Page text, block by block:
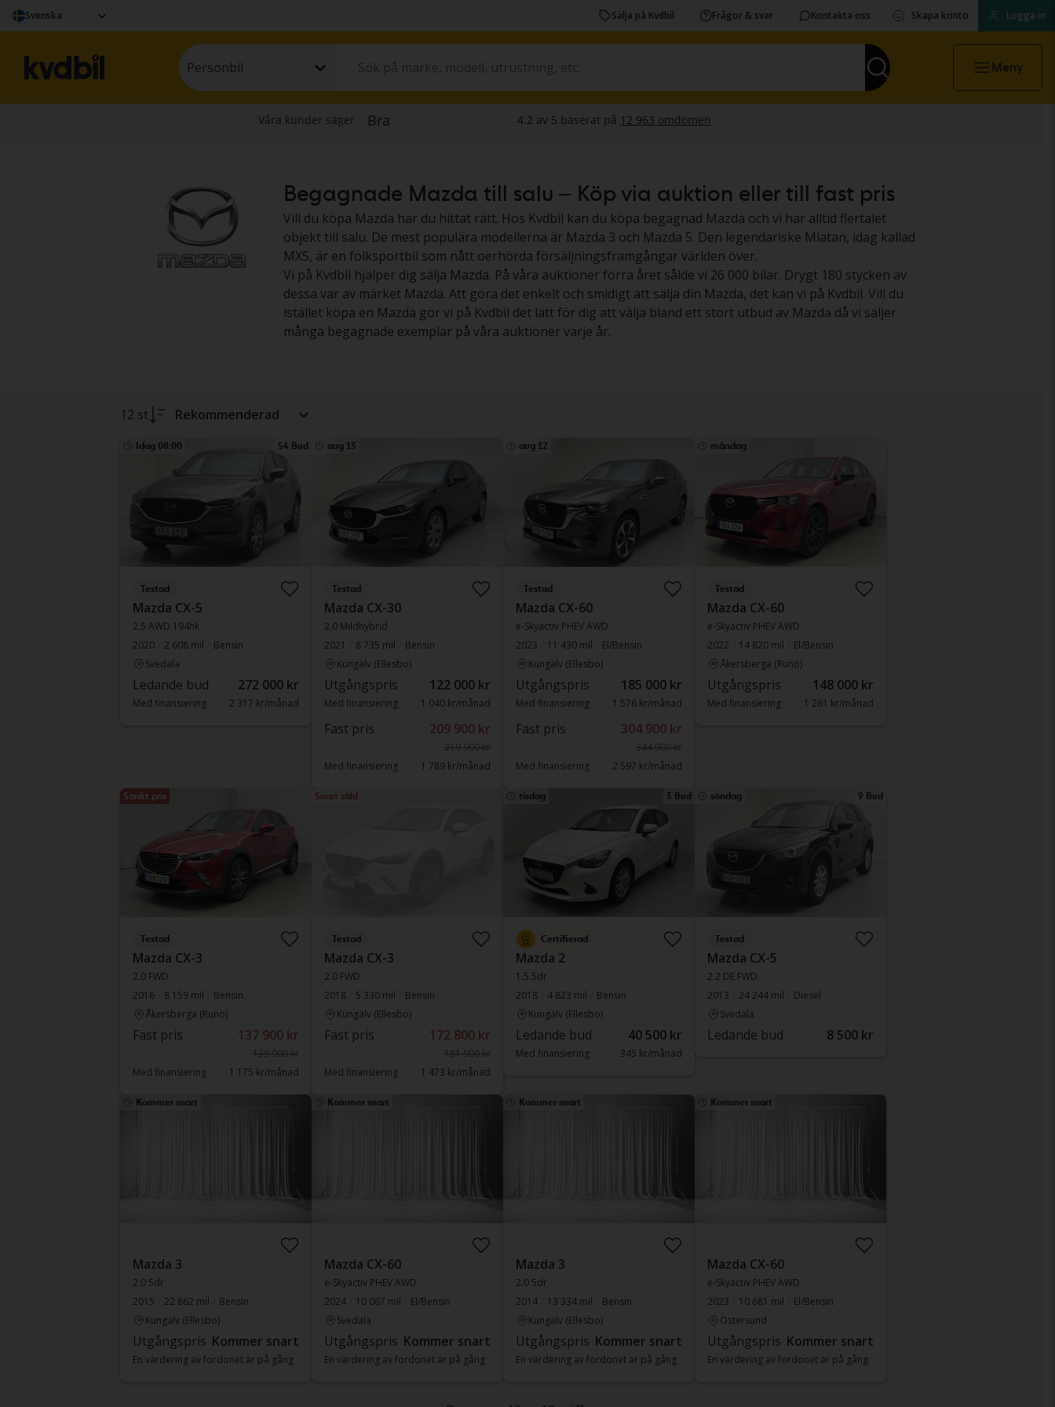
Svenska Sälja på Kvdbil Frågor & svar Kontakta oss Skapa konto Logga in
Personbil Meny
Begagnade Mazda till salu – Köp via auktion eller till fast pris
Vill du köpa Mazda har du hittat rätt. Hos Kvdbil kan du köpa begagnad Mazda och vi har alltid flertalet
objekt till salu. De mest populära modellerna är Mazda 3 och Mazda 5. Den legendariske Miatan, idag kallad
MX5, är en folksportbil som nått oerhörda försäljningsframgångar världen över.
Vi på Kvdbil hjälper dig sälja Mazda. På våra auktioner förra året sålde vi 26 000 bilar. Drygt 180 stycken av
dessa var av märket Mazda. Att göra det enkelt och smidigt att sälja din Mazda, det kan vi på Kvdbil. Vill du
istället köpa en Mazda gör vi på Kvdbil det lätt för dig att välja bland ett stort utbud av Mazda då vi säljer
många begagnade exemplar på våra auktioner varje år.
12 st Rekommenderad
Idag 08:00 54 Bud
Testad
Mazda CX-5
2.5 AWD 194hk
2020
2 608 mil
Bensin
Svedala
Ledande bud 272 000 kr
Med finansiering 2 317 kr/månad
aug 13
Testad
Mazda CX-30
2.0 Mildhybrid
2021
8 735 mil
Bensin
Kungälv (Ellesbo)
Utgångspris 122 000 kr
Med finansiering 1 040 kr/månad
Fast pris 209 900 kr
219 900 kr
Med finansiering
1 789 kr/månad
aug 12
Testad
Mazda CX-60
e-Skyactiv PHEV AWD
2023
11 430 mil
El/Bensin
Kungälv (Ellesbo)
Utgångspris 185 000 kr
Med finansiering 1 576 kr/månad
Fast pris 304 900 kr
344 900 kr
Med finansiering
2 597 kr/månad
måndag
Testad
Mazda CX-60
e-Skyactiv PHEV AWD
2022
14 820 mil
El/Bensin
Åkersberga (Runö)
Utgångspris 148 000 kr
Med finansiering 1 261 kr/månad
Sänkt pris
Testad
Mazda CX-3
2.0 FWD
2016
8 159 mil
Bensin
Åkersberga (Runö)
Fast pris 137 900 kr
139 900 kr
Med finansiering
1 175 kr/månad
Snart såld
Testad
Mazda CX-3
2.0 FWD
2018
5 330 mil
Bensin
Kungälv (Ellesbo)
Fast pris 172 800 kr
181 900 kr
Med finansiering
1 473 kr/månad
tisdag 3 Bud
Certifierad
Mazda 2
1.5 5dr
2018
4 823 mil
Bensin
Kungälv (Ellesbo)
Ledande bud 40 500 kr
Med finansiering 345 kr/månad
söndag 9 Bud
Testad
Mazda CX-5
2.2 DE FWD
2013
24 244 mil
Diesel
Svedala
Ledande bud 8 500 kr
Kommer snart
Mazda 3
2.0 5dr
2015
22 862 mil
Bensin
Kungälv (Ellesbo)
Utgångspris Kommer snart
En värdering av fordonet är på gång
Kommer snart
Mazda CX-60
e-Skyactiv PHEV AWD
2024
10 067 mil
El/Bensin
Svedala
Utgångspris Kommer snart
En värdering av fordonet är på gång
Kommer snart
Mazda 3
2.0 5dr
2014
13 334 mil
Bensin
Kungälv (Ellesbo)
Utgångspris Kommer snart
En värdering av fordonet är på gång
Kommer snart
Mazda CX-60
e-Skyactiv PHEV AWD
2023
10 681 mil
El/Bensin
Östersund
Utgångspris Kommer snart
En värdering av fordonet är på gång